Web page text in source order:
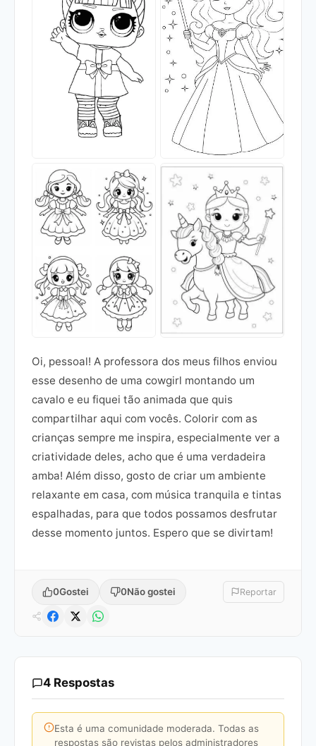
Oi, pessoal! A professora dos meus filhos enviou
esse desenho de uma cowgirl montando um
cavalo e eu fiquei tão animada que quis
compartilhar aqui com vocês. Colorir com as
crianças sempre me inspira, especialmente ver a
criatividade deles, acho que é uma verdadeira
amba! Além disso, gosto de criar um ambiente
relaxante em casa, com música tranquila e tintas
espalhadas, para que todos possamos desfrutar
desse momento juntos. Espero que se divirtam!
0Gostei 0Não gostei Reportar
4 Respostas
Esta é uma comunidade moderada. Todas as
respostas são revistas pelos administradores